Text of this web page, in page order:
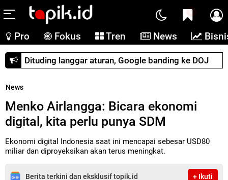
0
Pro Fokus Tren News
Dituding langgar aturan, Google banding ke DOJ
News
Menko Airlangga: Bicara ekonomi
digital, kita perlu punya SDM
Ekonomi digital Indonesia saat ini mencapai sebesar USD80
miliar dan diproyeksikan akan terus meningkat.
Berita terkini dan eksklusif topik.id + Ikuti